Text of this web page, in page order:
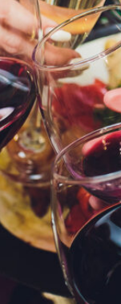
fakta
på vårt
Den här
bättre